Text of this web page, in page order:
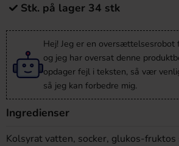
Stk. på lager 34 stk
Hej! Jeg er en oversættelsesrobot
og jeg har oversat denne
opdager fejl i teksten, så vær
så jeg kan forbedre mig.
Ingredienser
Kolsyrat vatten, socker, glukos-fruktos